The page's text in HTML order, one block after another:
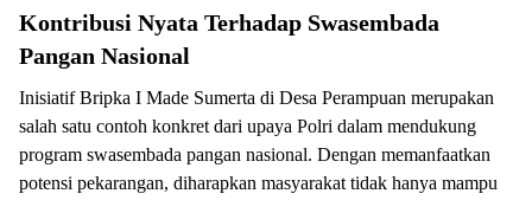
Kontribusi Nyata Terhadap Swasembada
Pangan Nasional
Inisiatif Bripka I Made Sumerta di Desa Perampuan merupakan
salah satu contoh konkret dari upaya Polri dalam mendukung
program swasembada pangan nasional. Dengan memanfaatkan
potensi pekarangan, diharapkan masyarakat tidak hanya mampu